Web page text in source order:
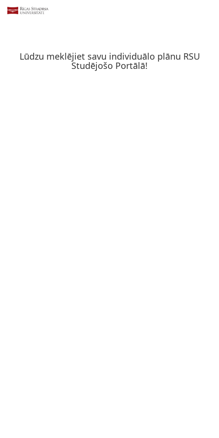
Lūdzu meklējiet savu individuālo plānu RSU
Studējošo Portālā!